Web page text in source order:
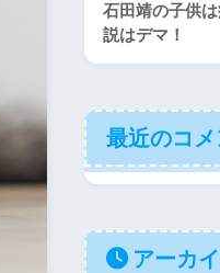
石田靖の子供
説はデマ！
最近のコメ
アーカ